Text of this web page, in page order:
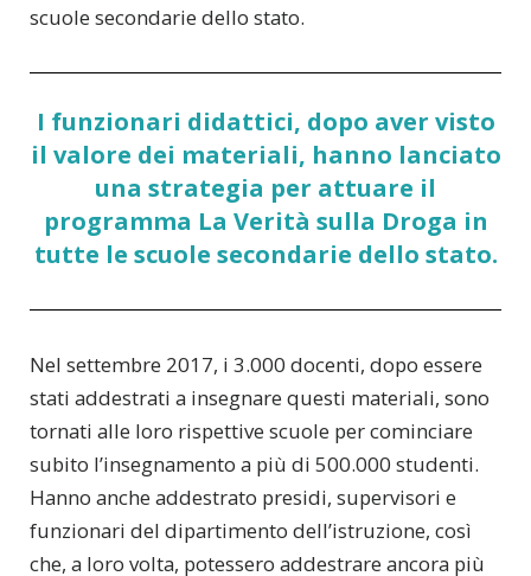
scuole secondarie dello stato.
I funzionari didattici, dopo aver visto
il valore dei materiali, hanno lanciato
una strategia per attuare il
programma La Verità sulla Droga in
tutte le scuole secondarie dello stato.
Nel settembre 2017, i 3.000 docenti, dopo essere
stati addestrati a insegnare questi materiali, sono
tornati alle loro rispettive scuole per cominciare
subito l’insegnamento a più di 500.000 studenti.
Hanno anche addestrato presidi, supervisori e
funzionari del dipartimento dell’istruzione, così
che, a loro volta, potessero addestrare ancora più